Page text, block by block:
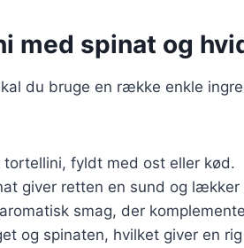
med spinat og
du bruge en række enkle
fyldt med ost eller kød.
giver retten en sund og lækker
smag, der
og spinaten, hvilket giver en